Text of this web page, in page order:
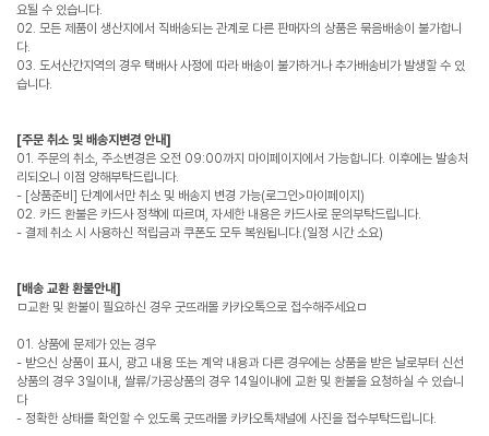
요될 수 있습니다.
02. 모든 제품이 생산지에서 직배송되는 관계로 다른 판매자의 상품은 묶음배송이 불가합니
다.
03. 도서산간지역의 경우 택배사 사정에 따라 배송이 불가하거나 추가배송비가 발생할 수 있
습니다.
[주문 취소 및 배송지변경 안내]
01. 주문의 취소, 주소변경은 오전 09:00까지 마이페이지에서 가능합니다. 이후에는 발송처
리되오니 이점 양해부탁드립니다.
- [상품준비] 단계에서만 취소 및 배송지 변경 가능(로그인>마이페이지)
02. 카드 환불은 카드사 정책에 따르며, 자세한 내용은 카드사로 문의부탁드립니다.
- 결제 취소 시 사용하신 적립금과 쿠폰도 모두 복원됩니다.(일정 시간 소요)
[배송 교환 환불안내]
ㅁ교환 및 환불이 필요하신 경우 굿뜨래몰 카카오톡으로 접수해주세요ㅁ
01. 상품에 문제가 있는 경우
- 받으신 상품이 표시, 광고 내용 또는 계약 내용과 다른 경우에는 상품을 받은 날로부터 신선
상품의 경우 3일이내, 쌀류/가공상품의 경우 14일이내에 교환 및 환불을 요청하실 수 있습니
다
- 정확한 상태를 확인할 수 있도록 굿뜨래몰 카카오톡채널에 사진을 접수부탁드립니다.